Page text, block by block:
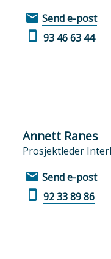
E-
post
Send e-posttil
Telefon
93 46 63 44
Annett Ranes
Prosjektleder
E-
post
Send e-posttil
Telefon
92 33 89 86